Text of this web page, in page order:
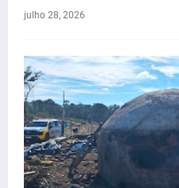
julho 28, 2026